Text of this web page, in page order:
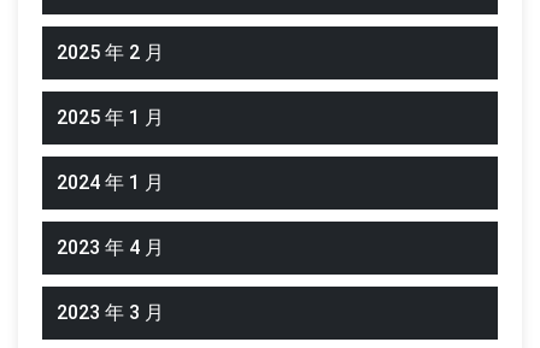
2025 年 2 月
2025 年 1 月
2024 年 1 月
2023 年 4 月
2023 年 3 月